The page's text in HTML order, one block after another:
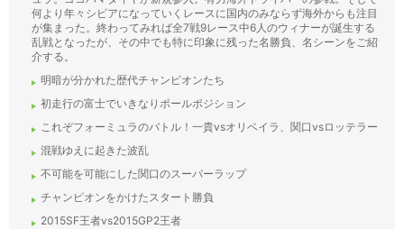
何より年々シビアになっていくレースに国内のみならず海外からも注目
が集まった。終わってみれば全7戦9レース中6人のウィナーが誕生する
乱戦となったが、その中でも特に印象に残った名勝負、名シーンをご紹
介する。
明暗が分かれた歴代チャンピオンたち
初走行の富士でいきなりポールポジション
これぞフォーミュラのバトル！一貴vsオリベイラ、関口vsロッテラー
混戦ゆえに起きた波乱
不可能を可能にした関口のスーパーラップ
チャンピオンをかけたスタート勝負
2015SF王者vs2015GP2王者